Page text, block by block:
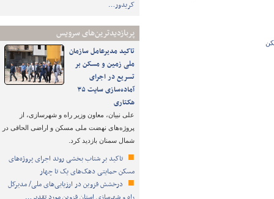
کریدور…
پربازدیدترین‌های سرویس
تاکید مدیرعامل سازمان
ملی زمین و مسکن بر
تسریع در اجرای
آماده‌سازی سایت ۳۵
هکتاری
علی نبیان، معاون وزیر راه و شهرسازی، از
پروژه‌های نهضت ملی مسکن و اراضی الحاقی در
شمال سمنان بازدید کرد.
تاکید بر شتاب ‌بخشی روند اجرای پروژه‌های
مسکن حمایتی دهک‌های یک تا چهار
درخشش قزوین در ارزیابی‌های ملی/ مدیرکل